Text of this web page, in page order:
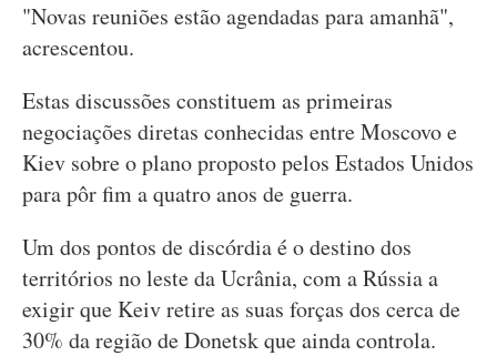
"Novas reuniões estão agendadas para amanhã",
acrescentou.
Estas discussões constituem as primeiras
negociações diretas conhecidas entre Moscovo e
Kiev sobre o plano proposto pelos Estados Unidos
para pôr fim a quatro anos de guerra.
Um dos pontos de discórdia é o destino dos
territórios no leste da Ucrânia, com a Rússia a
exigir que Keiv retire as suas forças dos cerca de
30% da região de Donetsk que ainda controla.